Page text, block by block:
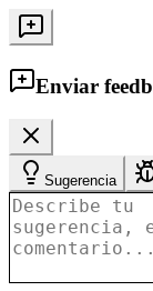
Enviar
Sugerencia